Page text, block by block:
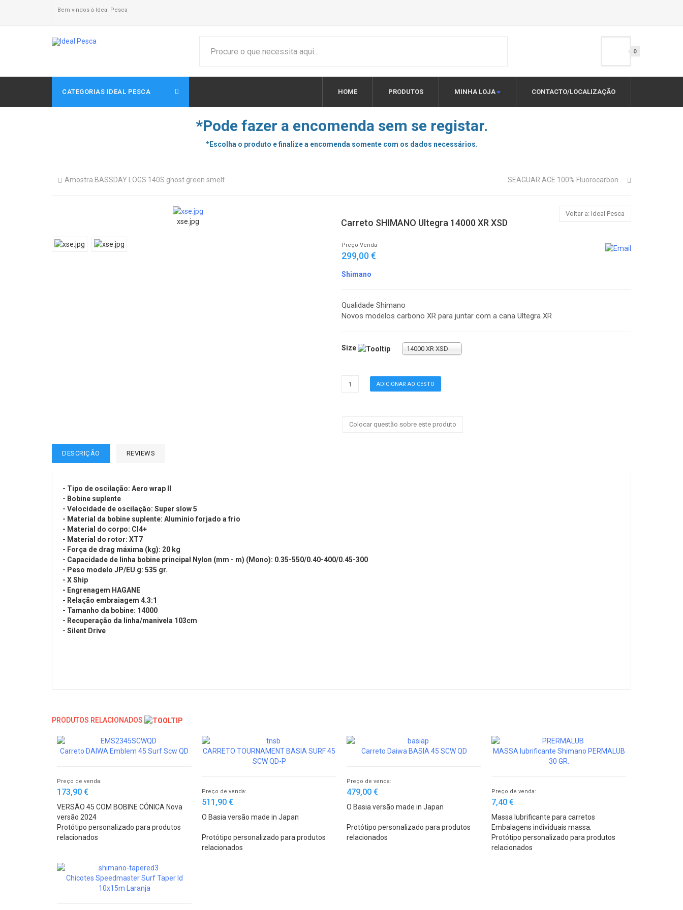
Bem vindos à Ideal Pesca
0
CATEGORIAS IDEAL PESCA HOME PRODUTOS MINHA LOJA CONTACTO/LOCALIZAÇÃO
*Pode fazer a encomenda sem se registar.
*Escolha o produto e finalize a encomenda somente com os dados necessários.
Amostra BASSDAY LOGS 140S ghost green smelt SEAGUAR ACE 100% Fluorocarbon
xse.jpg
Voltar a: Ideal Pesca
Carreto SHIMANO Ultegra 14000 XR XSD
Preço Venda
299,00 €
Shimano
Qualidade Shimano
Novos modelos carbono XR para juntar com a cana Ultegra XR
Size 14000 XR XSD
Colocar questão sobre este produto
DESCRIÇÃO REVIEWS
- Tipo de oscilação: Aero wrap II
- Bobine suplente
- Velocidade de oscilação: Super slow 5
- Material da bobine suplente: Aluminio forjado a frio
- Material do corpo: CI4+
- Material do rotor: XT7
- Força de drag máxima (kg): 20 kg
- Capacidade de linha bobine principal Nylon (mm - m) (Mono): 0.35-550/0.40-400/0.45-300
- Peso modelo JP/EU g: 535 gr.
- X Ship
- Engrenagem HAGANE
- Relação embraiagem 4.3:1
- Tamanho da bobine: 14000
- Recuperação da linha/manivela 103cm
- Silent Drive
PRODUTOS RELACIONADOS
Carreto DAIWA Emblem 45 Surf Scw QD
Preço de venda:
173,90 €
VERSÃO 45 COM BOBINE CÓNICA Nova
versão 2024
Protótipo personalizado para produtos
relacionados
CARRETO TOURNAMENT BASIA SURF 45
SCW QD-P
Preço de venda:
511,90 €
O Basia versão made in Japan
Protótipo personalizado para produtos
relacionados
Carreto Daiwa BASIA 45 SCW QD
Preço de venda:
479,00 €
O Basia versão made in Japan
Protótipo personalizado para produtos
relacionados
MASSA lubrificante Shimano PERMALUB
30 GR.
Preço de venda:
7,40 €
Massa lubrificante para carretos
Embalagens individuais massa.
Protótipo personalizado para produtos
relacionados
Chicotes Speedmaster Surf Taper ld
10x15m Laranja